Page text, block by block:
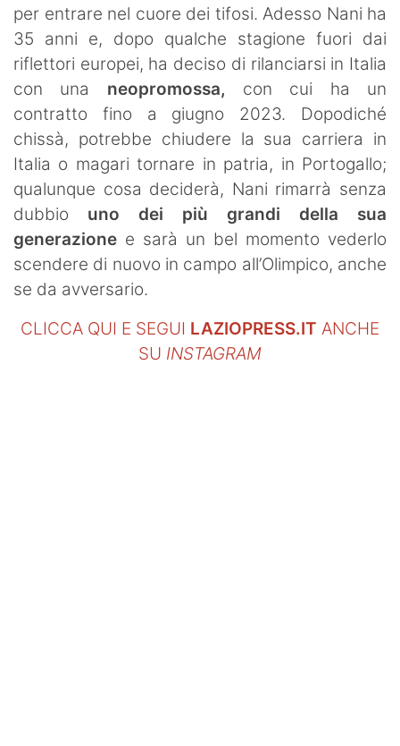
per entrare nel cuore dei tifosi. Adesso Nani ha
35 anni e, dopo qualche stagione fuori dai
riflettori europei, ha deciso di rilanciarsi in Italia
con una neopromossa, con cui ha un
contratto fino a giugno 2023. Dopodiché
chissà, potrebbe chiudere la sua carriera in
Italia o magari tornare in patria, in Portogallo;
qualunque cosa deciderà, Nani rimarrà senza
dubbio uno dei più grandi della sua
generazione e sarà un bel momento vederlo
scendere di nuovo in campo all’Olimpico, anche
se da avversario.
CLICCA QUI E SEGUI LAZIOPRESS.IT ANCHE
SU INSTAGRAM